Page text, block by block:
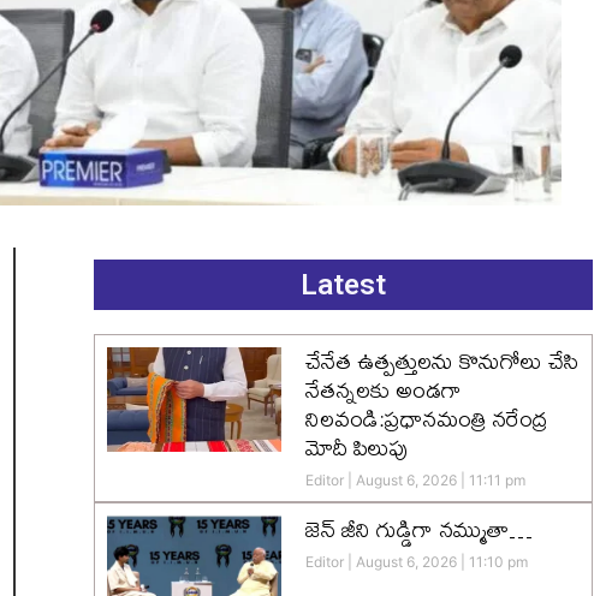
Latest
చేనేత ఉత్పత్తులను కొనుగోలు చేసి
నేతన్నలకు అండగా
నిలవండి:ప్రధానమంత్రి నరేంద్ర
మోదీ పిలుపు
Editor August 6, 2026 11:11 pm
జెన్‌ జీని గుడ్డిగా నమ్ముతా…
Editor August 6, 2026 11:10 pm